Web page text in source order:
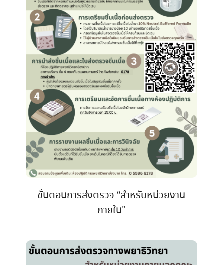
ขั้นตอนการส่งตรวจ “สำหรับหน่วยงาน
ภายใน"